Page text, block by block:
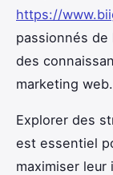
https://
passionnés
des
marketing web.
Explorer des
est essentiel
maximiser